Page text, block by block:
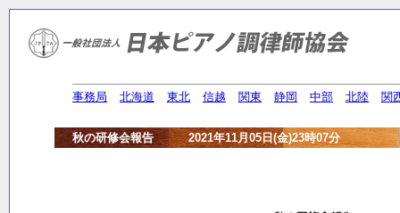
事務局 北海道 東北 信越 関東 静岡 中部 北陸 関
秋の研修会報告 2021年11月05日(金)23時07分